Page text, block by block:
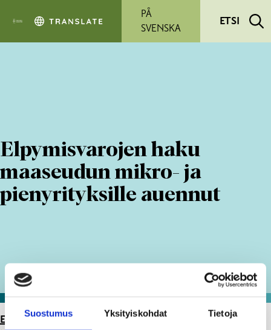
Suostumus Yksityiskohdat Tietoja
PÅ
SVENSKA
ETSI
Elpymisvarojen haku
maaseudun mikro- ja
pienyrityksille auennut
ETUSIVU>ARTIKKELIT>ELPYMISVAROJEN HAKU